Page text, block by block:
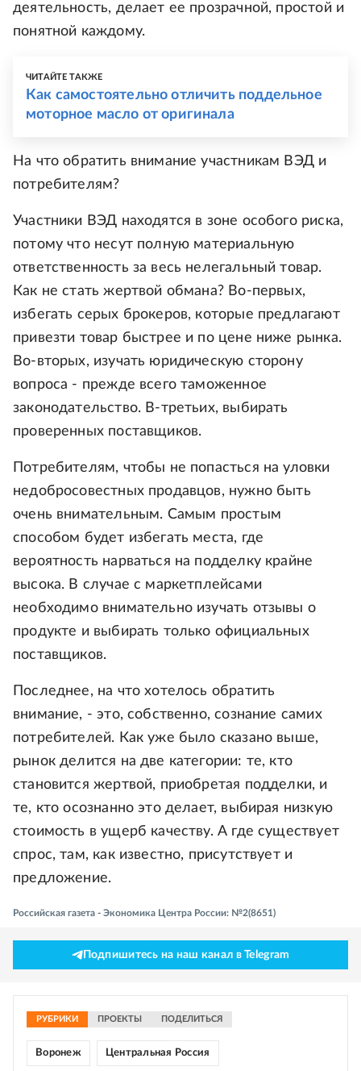
деятельность, делает ее прозрачной, простой и
понятной каждому.
ЧИТАЙТЕ ТАКЖЕ
Как самостоятельно отличить поддельное
моторное масло от оригинала
На что обратить внимание участникам ВЭД и
потребителям?
Участники ВЭД находятся в зоне особого риска,
потому что несут полную материальную
ответственность за весь нелегальный товар.
Как не стать жертвой обмана? Во-первых,
избегать серых брокеров, которые предлагают
привезти товар быстрее и по цене ниже рынка.
Во-вторых, изучать юридическую сторону
вопроса - прежде всего таможенное
законодательство. В-третьих, выбирать
проверенных поставщиков.
Потребителям, чтобы не попасться на уловки
недобросовестных продавцов, нужно быть
очень внимательным. Самым простым
способом будет избегать места, где
вероятность нарваться на подделку крайне
высока. В случае с маркетплейсами
необходимо внимательно изучать отзывы о
продукте и выбирать только официальных
поставщиков.
Последнее, на что хотелось обратить
внимание, - это, собственно, сознание самих
потребителей. Как уже было сказано выше,
рынок делится на две категории: те, кто
становится жертвой, приобретая подделки, и
те, кто осознанно это делает, выбирая низкую
стоимость в ущерб качеству. А где существует
спрос, там, как известно, присутствует и
предложение.
Российская газета - Экономика Центра России: №2(8651)
Подпишитесь на наш канал в Telegram
РУБРИКИ ПРОЕКТЫ ПОДЕЛИТЬСЯ
Воронеж Центральная Россия